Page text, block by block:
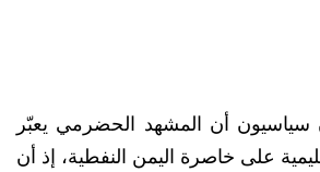
سياسيون أن المشهد الحضرمي يعبّر
على خاصرة اليمن النفطية، إذ أن